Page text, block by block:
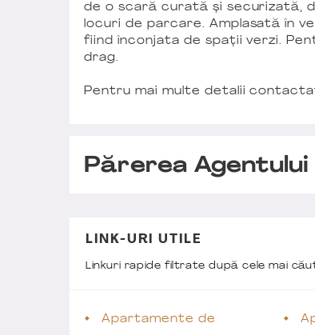
de o scară curată și securizată,
locuri de parcare. Amplasată în
fiind înconjata de spații verzi.
drag.
Pentru mai multe detalii
Părerea Agentului
LINK-URI UTILE
Linkuri rapide filtrate după cele mai
Apartamente de